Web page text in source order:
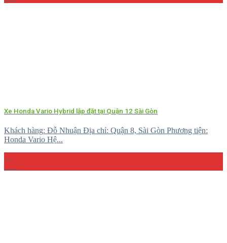
Xe Honda Vario Hybrid lắp đặt tại Quận 12 Sài Gòn
Khách hàng: Đỗ Nhuận Địa chỉ: Quận 8, Sài Gòn Phương tiện:
Honda Vario Hệ...